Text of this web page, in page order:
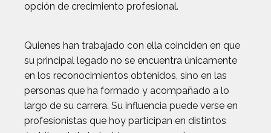
opción de crecimiento profesional.
Quienes han trabajado con ella coinciden en que
su principal legado no se encuentra únicamente
en los reconocimientos obtenidos, sino en las
personas que ha formado y acompañado a lo
largo de su carrera. Su influencia puede verse en
profesionistas que hoy participan en distintos